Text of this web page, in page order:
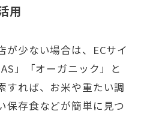
用
が少ない場合は、ECサイ
」「オーガニック」と
すれば、お米や重たい調
保存食などが簡単に見つ